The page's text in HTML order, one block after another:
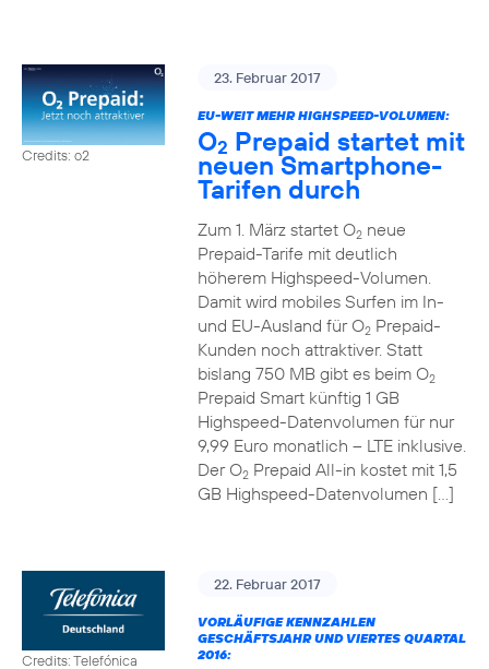
Credits: o2
23. Februar 2017
EU-WEIT MEHR HIGHSPEED-VOLUMEN:
O2 Prepaid startet mit
neuen Smartphone-
Tarifen durch
Zum 1. März startet O2neue
Prepaid-Tarife mit deutlich
höherem Highspeed-Volumen.
Damit wird mobiles Surfen im In-
und EU-Ausland für O2Prepaid-
Kunden noch attraktiver. Statt
bislang 750 MB gibt es beim O2
Prepaid Smart künftig 1 GB
Highspeed-Datenvolumen für nur
9,99 Euro monatlich – LTE inklusive.
Der O2Prepaid All-in kostet mit 1,5
GB Highspeed-Datenvolumen […]
Credits: Telefónica
22. Februar 2017
VORLÄUFIGE KENNZAHLEN
GESCHÄFTSJAHR UND VIERTES QUARTAL
2016: